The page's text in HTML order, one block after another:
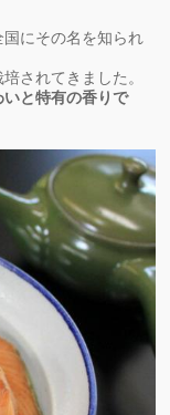
にその名を知られ
されてきました。
と特有の香りで